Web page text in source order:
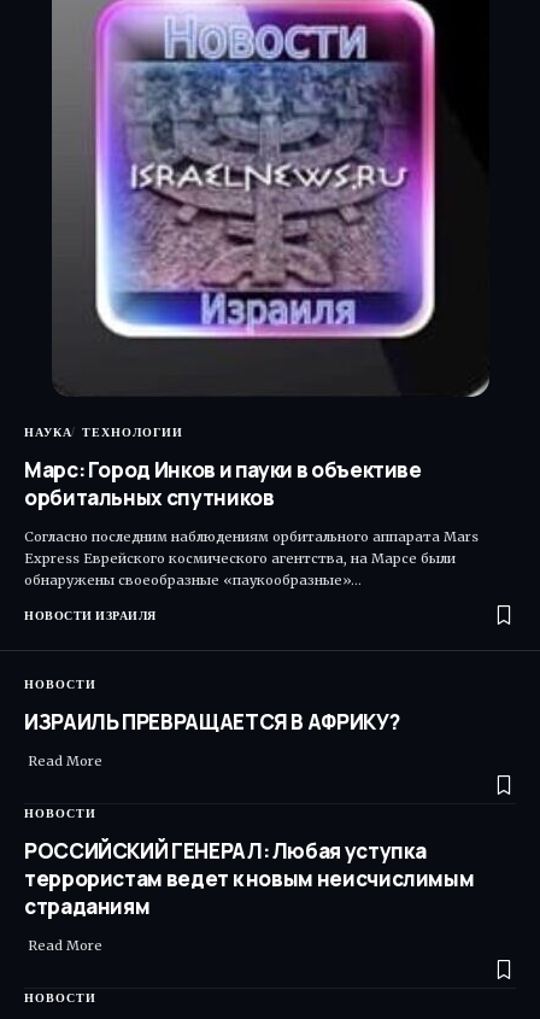
НАУКА ТЕХНОЛОГИИ
Марс: Город Инков и пауки в объективе
орбитальных спутников
Согласно последним наблюдениям орбитального аппарата Mars
Express Еврейского космического агентства, на Марсе были
обнаружены своеобразные «паукообразные»…
НОВОСТИ ИЗРАИЛЯ
НОВОСТИ
ИЗРАИЛЬ ПРЕВРАЩАЕТСЯ В АФРИКУ?
Read More ​
НОВОСТИ
РОССИЙСКИЙ ГЕНЕРАЛ: Любая уступка
террористам ведет к новым неисчислимым
страданиям
Read More ​
НОВОСТИ